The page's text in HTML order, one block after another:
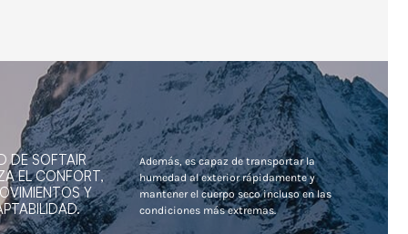
DE SOFTAIR
EL CONFORT,
Y
Además, es capaz de transportar la
humedad al exterior rápidamente y
mantener el cuerpo seco incluso en las
condiciones más extremas.